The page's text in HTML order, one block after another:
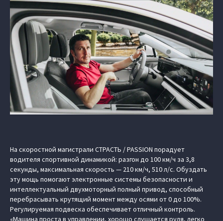
На скоростной магистрали СТРАСТЬ / PASSION порадует
водителя спортивной динамикой: разгон до 100 км/ч за 3,8
секунды, максимальная скорость — 210 км/ч, 510 л/с. Обуздать
эту мощь помогают электронные системы безопасности и
интеллектуальный двухмоторный полный привод, способный
перебрасывать крутящий момент между осями от 0 до 100%.
Регулируемая подвеска обеспечивает отличный контроль.
«Машина проста в управлении, хорошо слушается руля, легко